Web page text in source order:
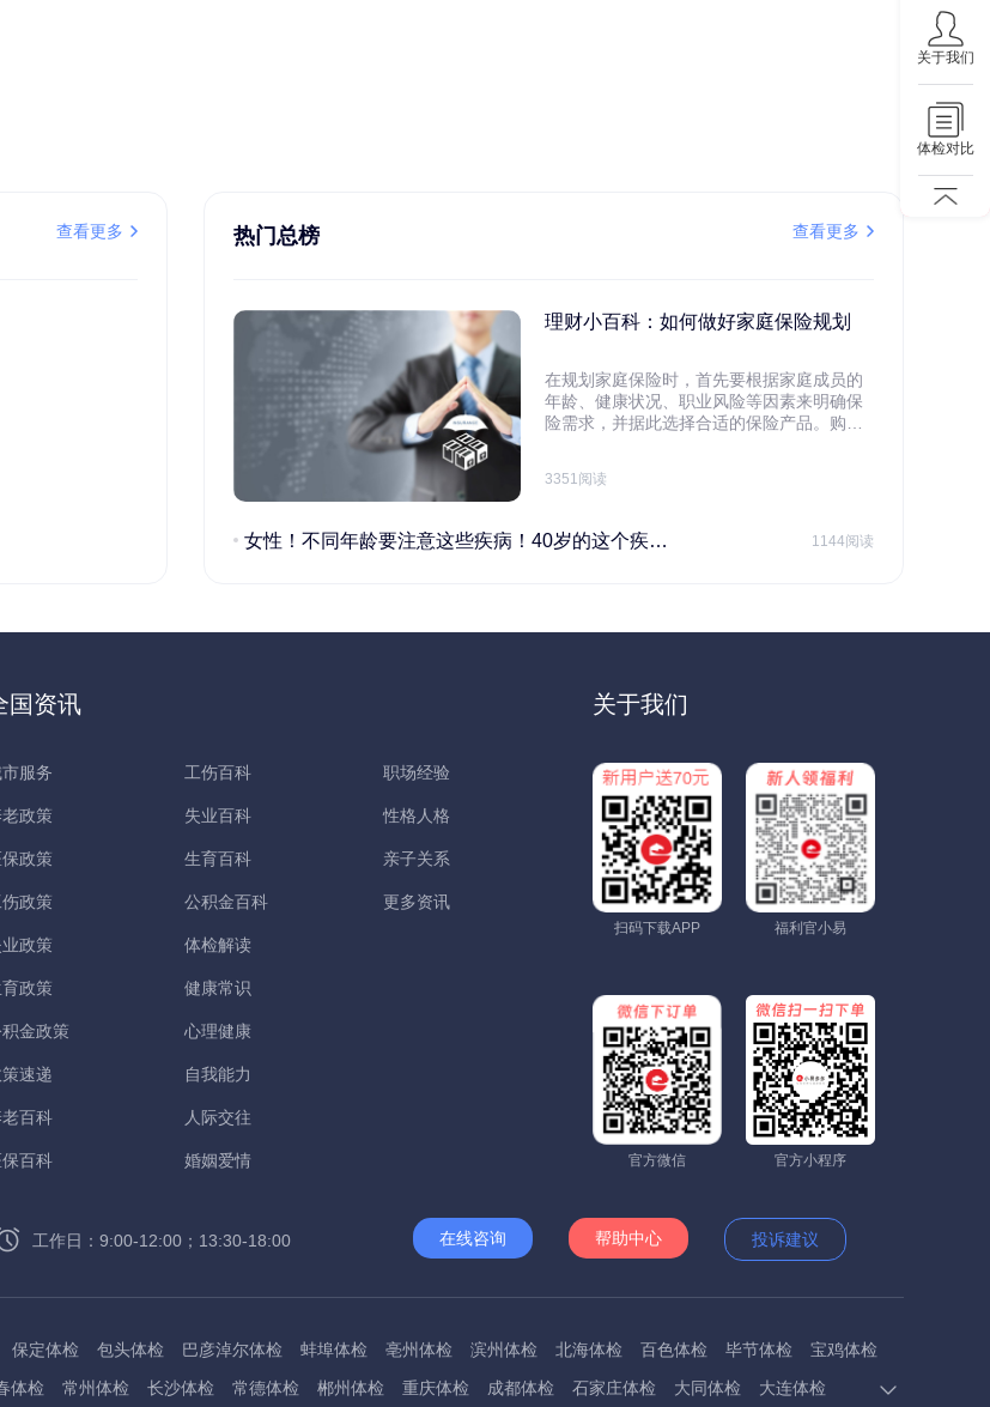
查看更多 热门总榜 查看更多
理财小百科：如何做好家庭保险规划
在规划家庭保险时，首先要根据家庭成员的
年龄、健康状况、职业风险等因素来明确保
险需求，并据此选择合适的保险产品。购买
规划家庭财务预算，确保保险费用不会对家
要经济支柱投保。
3351阅读
女性！不同年龄要注意这些疾病！40岁的这个疾病最需要注意！ 1144阅读
国资讯
服务
政策
保政策
政策
政策
政策
金政策
速递
老百科
保百科
工伤百科
失业百科
生育百科
公积金百科
体检解读
健康常识
心理健康
自我能力
人际交往
婚姻爱情
职场经验
性格人格
亲子关系
更多资讯
关于我们
扫码下载APP 福利官小易
官方微信 官方小程序
工作日：9:00-12:00；13:30-18:00 在线咨询 帮助中心 投诉建议
保定体检 包头体检 巴彦淖尔体检 蚌埠体检 亳州体检 滨州体检 北海体检 百色体检 毕节体检
宝鸡体检
体检 常州体检 长沙体检 常德体检 郴州体检 重庆体检 成都体检 石家庄体检 大同体检 大连体检
关于我们
体检对比